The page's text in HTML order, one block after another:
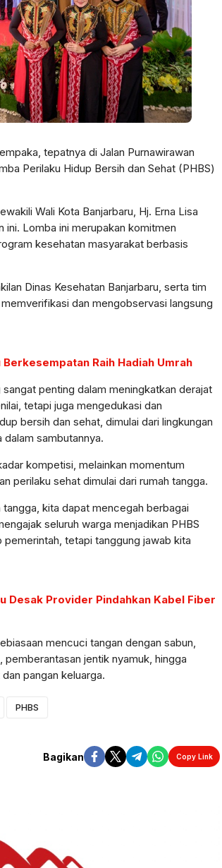
tepatnya di Jalan Purnawirawan
Perilaku Hidup Bersih dan Sehat (PHBS)
Wali Kota Banjarbaru, Hj. Erna Lisa
ini. Lomba ini merupakan komitmen
kesehatan masyarakat berbasis
Dinas Kesehatan Banjarbaru, serta tim
dan mengobservasi langsung
Raih Hadiah Umrah
penting dalam meningkatkan derajat
tetapi juga mengedukasi dan
bersih dan sehat, dimulai dari lingkungan
dalam sambutannya.
kompetisi, melainkan momentum
perilaku sehat dimulai dari rumah tangga.
tangga, kita dapat mencegah berbagai
seluruh warga menjadikan PHBS
tetapi tanggung jawab kita
Desak Provider Pindahkan Kabel Fiber
mencuci tangan dengan sabun,
jentik nyamuk, hingga
pangan keluarga.
PHBS
Bagikan Copy Link